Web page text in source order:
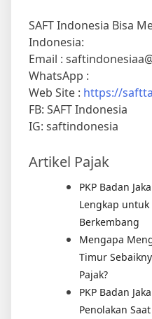
SAFT Indonesia Bisa
Indonesia:
Email :
WhatsApp :
Web Site : https://
FB: SAFT Indonesia
IG: saftindonesia
Artikel Pajak
PKP Badan
Lengkap
Berkembang
Mengapa
Timur
Pajak?
PKP Badan
Penolakan